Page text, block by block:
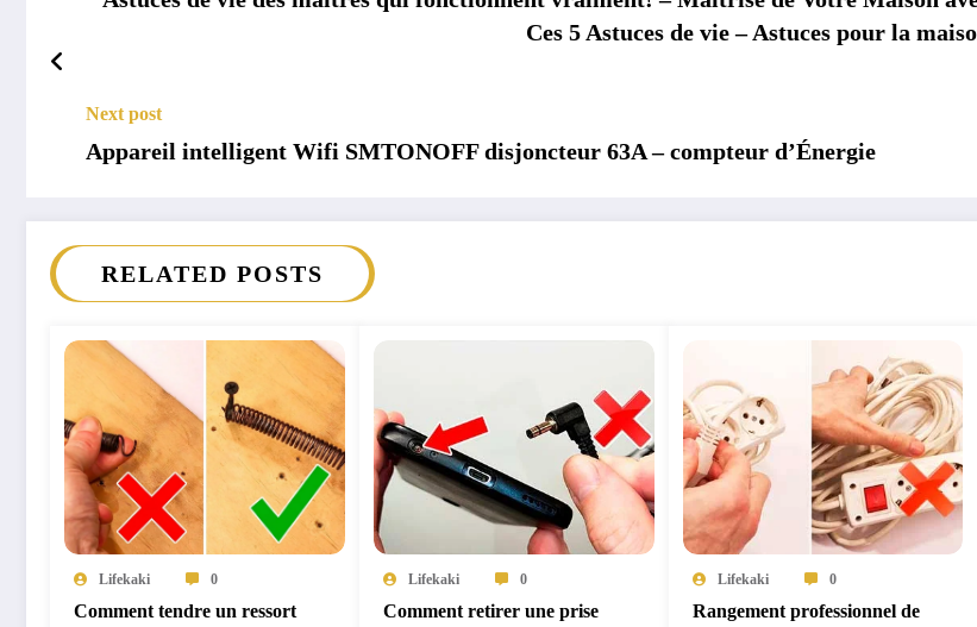
Ces 5 Astuces de vie – Astuces pour la
Next post
Appareil intelligent Wifi SMTONOFF disjoncteur 63A – compteur d’Énergie
RELATED POSTS
Lifekaki 0
Comment tendre un ressort
Lifekaki 0
Comment retirer une prise
Lifekaki 0
Rangement professionnel de